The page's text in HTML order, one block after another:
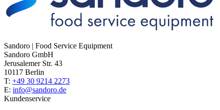
Sandoro | Food Service Equipment
Sandoro GmbH
Jerusalemer Str. 43
10117 Berlin
T: +49 30 9214 2273
E: info@sandoro.de
Kundenservice